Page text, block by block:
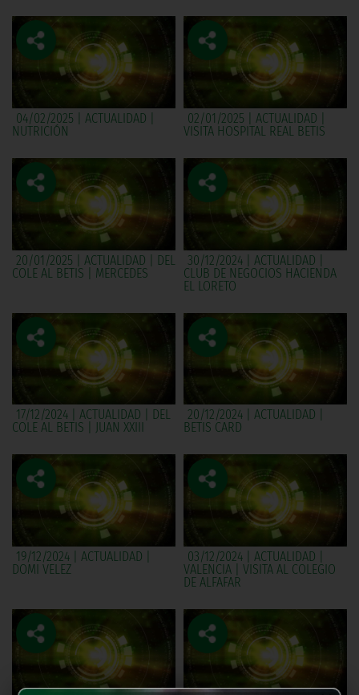
04/02/2025 | ACTUALIDAD |
NUTRICIÓN
02/01/2025 | ACTUALIDAD |
VISITA HOSPITAL REAL BETIS
20/01/2025 | ACTUALIDAD | DEL
COLE AL BETIS | MERCEDES
30/12/2024 | ACTUALIDAD |
CLUB DE NEGOCIOS HACIENDA
EL LORETO
17/12/2024 | ACTUALIDAD | DEL
COLE AL BETIS | JUAN XXIII
20/12/2024 | ACTUALIDAD |
BETIS CARD
19/12/2024 | ACTUALIDAD |
DOMI VELEZ
03/12/2024 | ACTUALIDAD |
VALENCIA | VISITA AL COLEGIO
DE ALFAFAR